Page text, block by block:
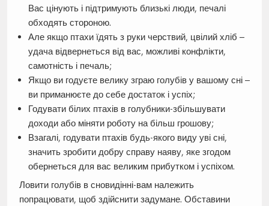
Вас цінують і підтримують близькі люди, печалі
обходять стороною.
Але якщо птахи їдять з руки черствий, цвілий хліб –
удача відвернеться від вас, можливі конфлікти,
самотність і печаль;
Якщо ви годуєте велику зграю голубів у вашому сні –
ви приманюєте до себе достаток і успіх;
Годувати білих птахів в голубники-збільшувати
доходи або міняти роботу на більш грошову;
Взагалі, годувати птахів будь-якого виду уві сні,
значить зробити добру справу наяву, яке згодом
обернеться для вас великим прибутком і успіхом.
Ловити голубів в сновидінні-вам належить
попрацювати, щоб здійснити задумане. Обставини